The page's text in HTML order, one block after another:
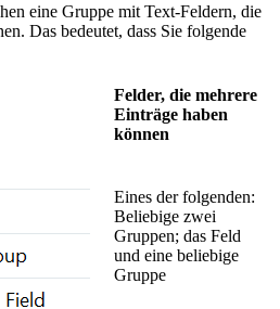
eine Gruppe mit Text-Feldern, die
Das bedeutet, dass Sie folgende
Felder, die mehrere
Einträge haben
können
Eines der folgenden:
Beliebige zwei
Gruppen; das Feld
und eine beliebige
Gruppe